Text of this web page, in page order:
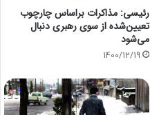
رئیسی: مذاکرات براساس چارچوب
تعیین‌شده از سوی رهبری دنبال
می‌شود
1400/12/19